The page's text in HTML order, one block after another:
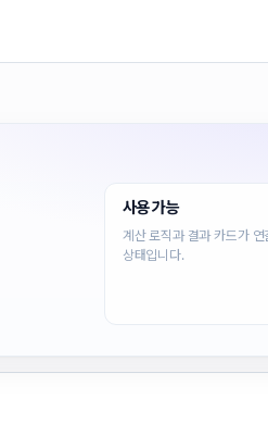
사용 가능
계산 로직과 결과 카드가 연
상태입니다.